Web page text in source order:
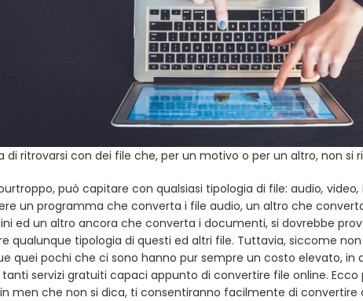
di ritrovarsi con dei file che, per un motivo o per un altro, non si
può capitare con qualsiasi tipologia di file: audio, video,
un programma che converta i file audio, un altro che
ed un altro ancora che converta i documenti, si dovrebbe
qualunque tipologia di questi ed altri file. Tuttavia, siccome
quei pochi che ci sono hanno pur sempre un costo elevato, in
servizi gratuiti capaci appunto di convertire file online.
men che non si dica, ti consentiranno facilmente di convertire